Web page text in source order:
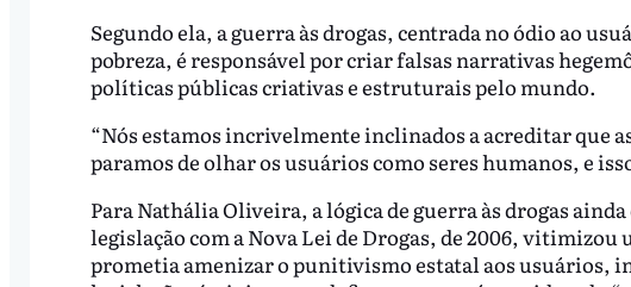
Segundo ela, a guerra às drogas, centrada no ódio ao
pobreza, é responsável por criar falsas narrativas
políticas públicas criativas e estruturais pelo mundo.
“Nós estamos incrivelmente inclinados a acreditar que
paramos de olhar os usuários como seres humanos, e
Para Nathália Oliveira, a lógica de guerra às drogas
legislação com a Nova Lei de Drogas, de 2006,
prometia amenizar o punitivismo estatal aos usuários,